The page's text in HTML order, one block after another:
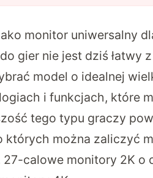
monitor uniwersalny
gier nie jest dziś łatwy
model o idealnej
i funkcjach, które
tego typu graczy
których można zaliczyć
calowe monitory 2K o